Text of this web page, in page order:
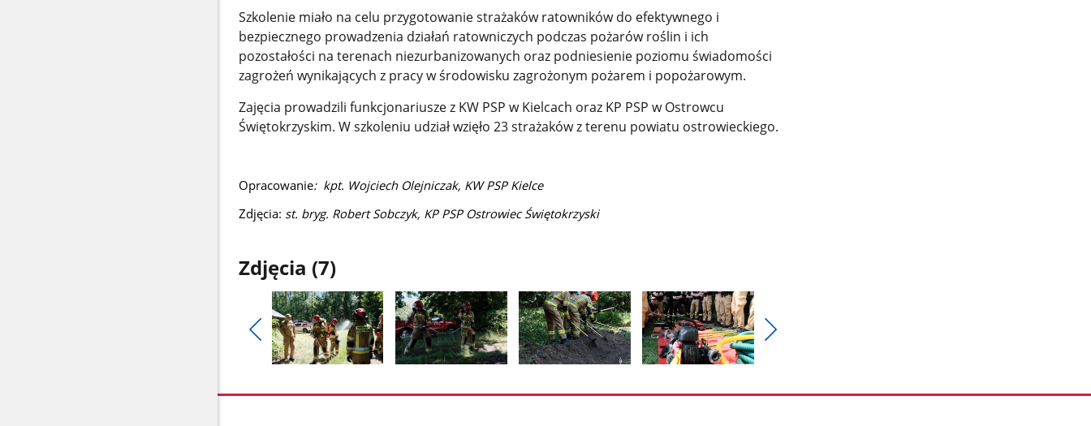
Szkolenie miało na celu przygotowanie strażaków ratowników do efektywnego i
bezpiecznego prowadzenia działań ratowniczych podczas pożarów roślin i ich
pozostałości na terenach niezurbanizowanych oraz podniesienie poziomu świadomości
zagrożeń wynikających z pracy w środowisku zagrożonym pożarem i popożarowym.
Zajęcia prowadzili funkcjonariusze z KW PSP w Kielcach oraz KP PSP w Ostrowcu
Świętokrzyskim. W szkoleniu udział wzięło 23 strażaków z terenu powiatu ostrowieckiego.
Opracowanie: kpt. Wojciech Olejniczak, KW PSP Kielce
Zdjęcia: st. bryg. Robert Sobczyk, KP PSP Ostrowiec Świętokrzyski
Zdjęcia (7)
Pokaż
poprzednie